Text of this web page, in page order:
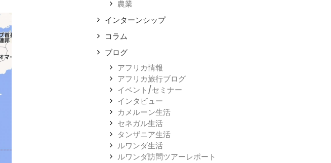
農業
インターンシップ
コラム
ブログ
アフリカ情報
アフリカ旅行ブログ
イベント/セミナー
インタビュー
カメルーン生活
セネガル生活
タンザニア生活
ルワンダ生活
ルワンダ訪問ツアーレポート